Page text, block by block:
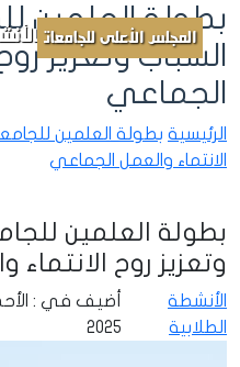
المجلس الأعلى للجامعات
بطولة العلمين
الشباب وتعزيز
الجماعي
الرئيسية بطولة العلمين
الانتماء والعمل الجماعي
بطولة العلمين
وتعزيز روح
الأنشطة
الطلابية
2025